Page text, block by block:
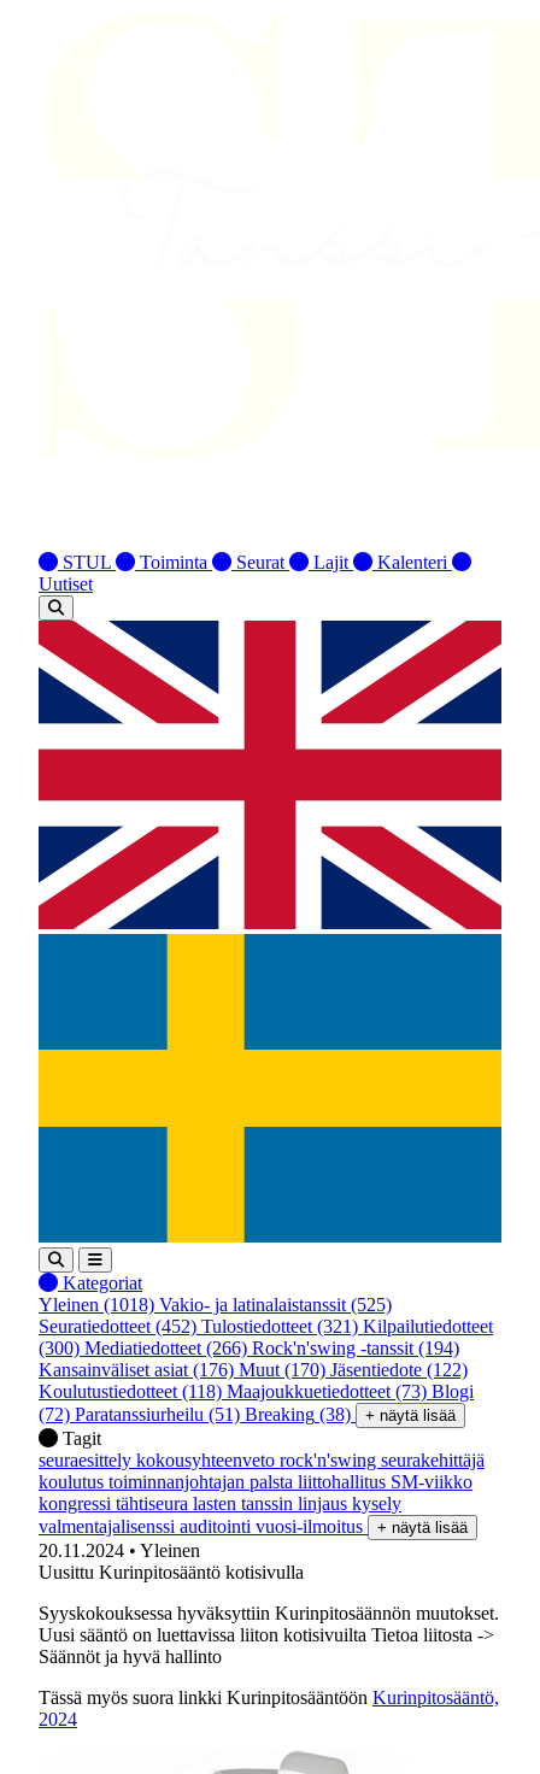
STUL Toiminta Seurat Lajit
Kalenteri
Uutiset
Kategoriat
Yleinen (1018) Vakio- ja latinalaistanssit (525)
Seuratiedotteet (452) Tulostiedotteet (321) Kilpailutiedotteet
(300) Mediatiedotteet (266) Rock'n'swing -tanssit (194)
Kansainväliset asiat (176) Muut (170) Jäsentiedote (122)
Koulutustiedotteet (118) Maajoukkuetiedotteet (73) Blogi
(72) Paratanssiurheilu (51) Breaking (38) + näytä lisää
Tagit
seuraesittely kokousyhteenveto rock'n'swing seurakehittäjä
koulutus toiminnanjohtajan palsta liittohallitus SM-viikko
kongressi tähtiseura lasten tanssin linjaus kysely
valmentajalisenssi auditointi vuosi-ilmoitus + näytä lisää
20.11.2024 • Yleinen
Uusittu Kurinpitosääntö kotisivulla
Syyskokouksessa hyväksyttiin Kurinpitosäännön muutokset.
Uusi sääntö on luettavissa liiton kotisivuilta Tietoa liitosta ->
Säännöt ja hyvä hallinto
Tässä myös suora linkki Kurinpitosääntöön Kurinpitosääntö,
2024